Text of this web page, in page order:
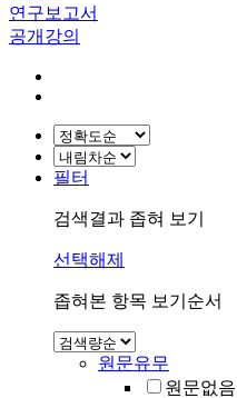
연구보고서
공개강의
필터
검색결과 좁혀 보기
선택해제
좁혀본 항목 보기순서
원문유무
원문없음